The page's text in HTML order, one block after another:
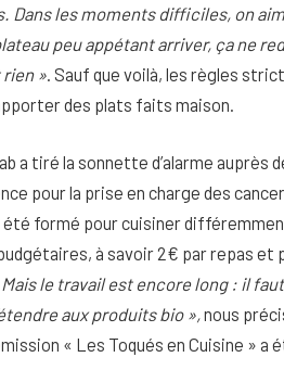
Dans les moments difficiles, on
peu appétant arriver, ça ne
» . Sauf que voilà, les règles
des plats faits maison.
a tiré la sonnette d’alarme auprès
pour la prise en charge des
été formé pour cuisiner
à savoir 2€ par repas et
le travail est encore long : il
aux produits bio »,nous
« Les Toqués en Cuisine » a